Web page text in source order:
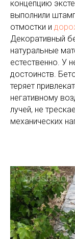
концепцию
выполнили
отмостки и
Декоративный
натуральные
естественно. У
достоинств.
теряет
негативному
лучей, не
механических